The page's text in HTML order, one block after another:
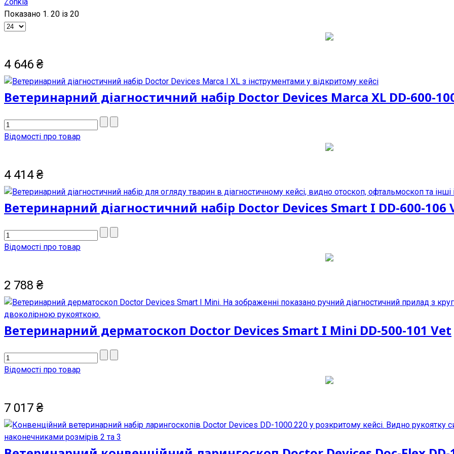
Показано 1. 20 із 20
4 646 ₴
Ветеринарний діагностичний набір Doctor Devices Marca XL DD-600-
Відомості про товар
4 414₴
Ветеринарний діагностичний набір Doctor Devices Smart I DD-600-106
Відомості про товар
2 788 ₴
Ветеринарний дерматоскоп Doctor Devices Smart I Mini DD-500-101 Vet
Відомості про товар
7 017 ₴